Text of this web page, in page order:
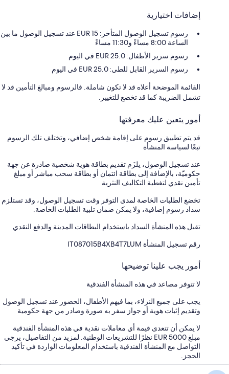
إضافات اختيارية
رسوم تسجيل الوصول المتأخر: 15 EUR عند تسجيل الوصول ما بين
الساعة 8:00 مساءً و11:30 مساءً
رسوم سرير الأطفال: 25.0 EUR في اليوم
رسوم السرير القابل للطي: 25.0 EUR في اليوم
القائمة الموضحة أعلاه قد لا تكون شاملة. فالرسوم ومبالغ التأمين قد لا
تشمل الضريبة كما قد تخضع للتغيير.
أمور يتعين عليك معرفتها
قد يتم تطبيق رسوم على إقامة شخص إضافي، وتختلف تلك الرسوم
تبعًا لسياسة المنشأة
عند تسجيل الوصول، يلزَم تقديم بطاقة هوية شخصية صادرة عن جهة
حكوميّة، بالإضافة إلى بطاقة ائتمان أو بطاقة سحب مباشر أو مبلغ
تأمين نقدي لتغطية التكاليف النثرية
تخضع الطلبات الخاصة لمدى التوفر وقت تسجيل الوصول، وقد تستلزم
سداد رسوم إضافية، ولا يمكن ضمان تلبية الطلبات الخاصة.
تقبل هذه المنشأة السداد باستخدام البطاقات المدينة والدفع النقدي
رقم تسجيل المنشأة ⁦IT087015B4XB4T7LUM⁩
أمور يجب علينا توضيحها
لا تتوفر مصاعد في هذه المنشأة الفندقية
يجب على جميع النزلاء، بما فيهم الأطفال، الحضور عند تسجيل الوصول
وتقديم إثبات هوية أو جواز سفر به صورة وصادر من جهة حكومية
لا يمكن أن تتعدى قيمة أي معاملات نقدية في هذه المنشأة الفندقية
مبلغ EUR 5000 نظرًا للتشريعات الوطنية. لمزيد من التفاصيل، يرجى
التواصل مع المنشأة الفندقية باستخدام المعلومات الواردة في تأكيد
الحجز.